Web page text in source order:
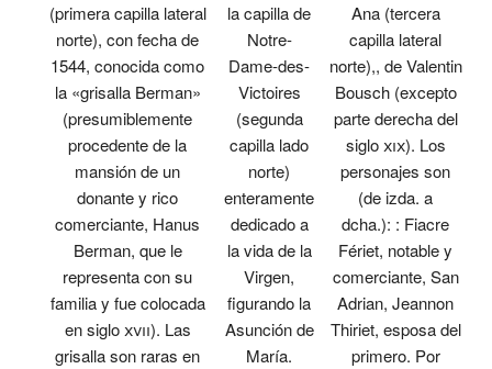
(primera capilla lateral
norte), con fecha de
1544, conocida como
la «grisalla Berman»
(presumiblemente
procedente de la
mansión de un
donante y rico
comerciante, Hanus
Berman, que le
representa con su
familia y fue colocada
en sigloxvii). Las
grisalla son raras en
la capilla de
Notre-
Dame-des-
Victoires
(segunda
capilla lado
norte)
enteramente
dedicado a
la vida de la
Virgen,
figurando la
Asunción de
María.
Ana (tercera
capilla lateral
norte),, de Valentin
Bousch (excepto
parte derecha del
sigloxix). Los
personajes son
(de izda. a
dcha.): : Fiacre
Fériet, notable y
comerciante, San
Adrian, Jeannon
Thiriet, esposa del
primero. Por